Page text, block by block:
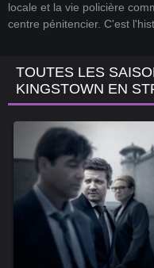
locale et la vie policière
centre pénitencier. C'est
TOUTES LES
KINGSTOWN EN